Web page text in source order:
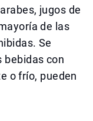
jugos de
de las
Se
bebidas con
o frío, pueden